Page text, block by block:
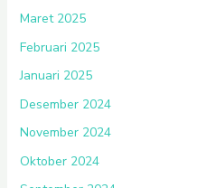
Maret 2025
Februari 2025
Januari 2025
Desember 2024
November 2024
Oktober 2024